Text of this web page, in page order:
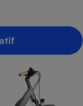
Plaque de cuisson à
induction
Téléphone mobile -
Smartphone